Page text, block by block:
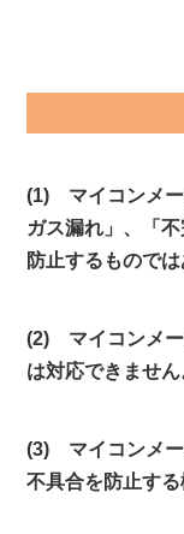
(1) マイコンメー
ガス漏れ」、「
防止するものでは
(2) マイコンメ
は対応できません
(3) マイコンメ
不具合を防止する